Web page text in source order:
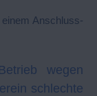
Anschluss-
wegen
schlechte